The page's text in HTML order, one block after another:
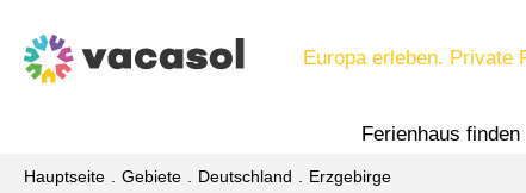
Europa erleben. Private
Ferienhaus finden
Hauptseite Gebiete Deutschland Erzgebirge